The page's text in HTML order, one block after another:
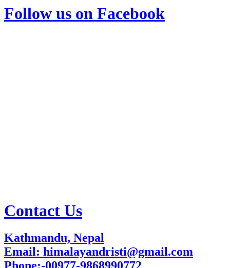
Follow us on Facebook
Contact Us
Kathmandu, Nepal
Email: himalayandristi@gmail.com